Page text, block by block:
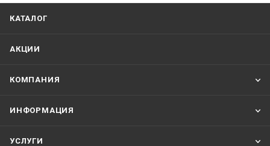
КАТАЛОГ
АКЦИИ
КОМПАНИЯ
ИНФОРМАЦИЯ
УСЛУГИ